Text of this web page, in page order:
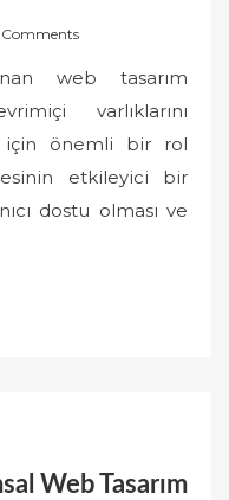
Comments
web tasarım
varlıklarını
için önemli bir rol
etkileyici bir
dostu olması ve
Web Tasarım